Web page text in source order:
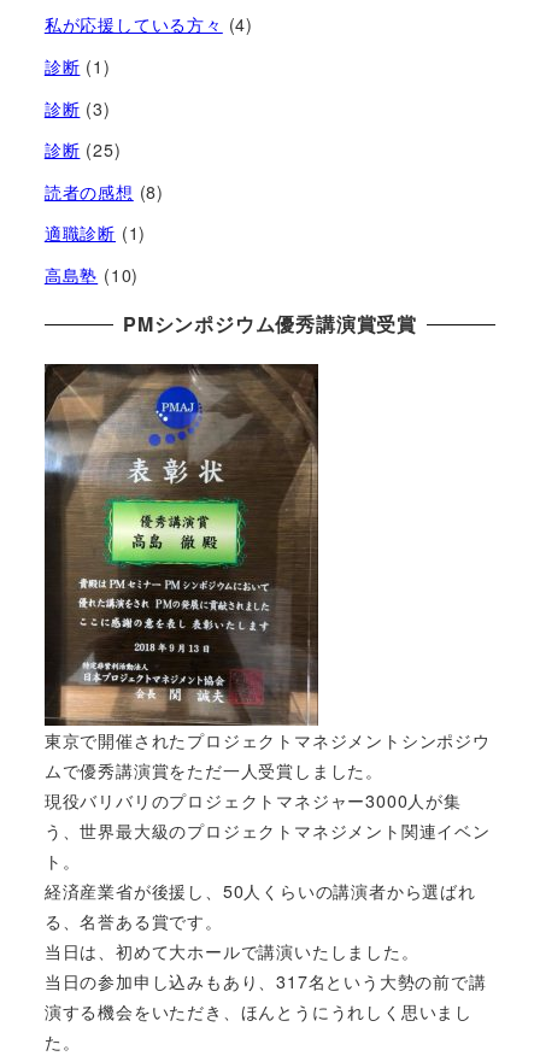
私が応援している方々 (4)
診断 (1)
診断 (3)
診断 (25)
読者の感想 (8)
適職診断 (1)
高島塾 (10)
PMシンポジウム優秀講演賞受賞
東京で開催されたプロジェクトマネジメントシンポジウ
ムで優秀講演賞をただ一人受賞しました。
現役バリバリのプロジェクトマネジャー3000人が集
う、世界最大級のプロジェクトマネジメント関連イベン
ト。
経済産業省が後援し、50人くらいの講演者から選ばれ
る、名誉ある賞です。
当日は、初めて大ホールで講演いたしました。
当日の参加申し込みもあり、317名という大勢の前で講
演する機会をいただき、ほんとうにうれしく思いまし
た。